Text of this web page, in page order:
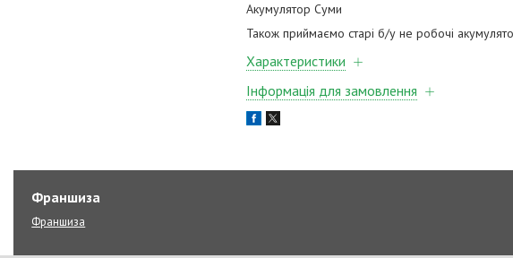
Акумулятор Суми
Також приймаємо старі б/у не робочі
Характеристики
Інформація для замовлення
Франшиза
Франшиза